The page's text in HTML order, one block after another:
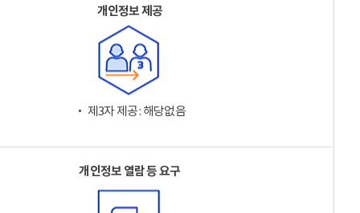
개인정보 제공
‧ 제3자 제공 : 해당없음
개인정보 열람 등 요구